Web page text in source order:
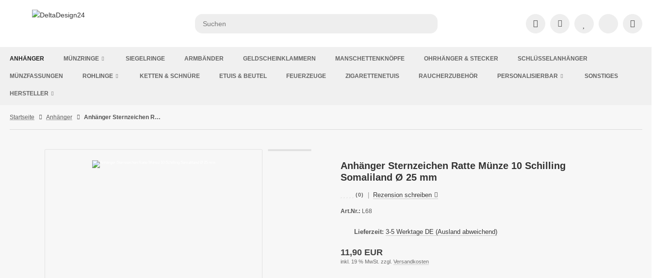
ANHÄNGER MÜNZRINGE SIEGELRINGE ARMBÄNDER GELDSCHEINKLAMMERN MANSCHETTENKNÖPFE OHRHÄNGER & STECKER SCHLÜSSELANHÄNGER
MÜNZFASSUNGEN ROHLINGE KETTEN & SCHNÜRE ETUIS & BEUTEL FEUERZEUGE ZIGARETTENETUIS RAUCHERZUBEHÖR PERSONALISIERBAR SONSTIGES
HERSTELLER
Startseite Anhänger Anhänger Sternzeichen Ratte Münze 10 Schilling Somaliland Ø 25 mm
Anhänger Sternzeichen Ratte Münze 10 Schilling
Somaliland Ø 25 mm
(0) Rezension schreiben
Art.Nr.: L68
Lieferzeit: 3-5 Werktage DE (Ausland abweichend)
11,90 EUR
inkl. 19 % MwSt. zzgl. Versandkosten